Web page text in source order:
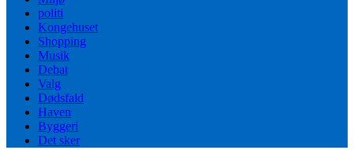
politi
Kongehuset
Shopping
Musik
Debat
Valg
Dødsfald
Haven
Byggeri
Det sker